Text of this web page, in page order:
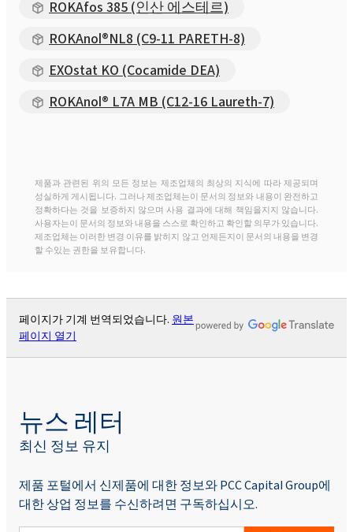
ROKAfos 385 (인산 에스테르)
ROKAnol®NL8 (C9-11 PARETH-8)
EXOstat KO (Cocamide DEA)
ROKAnol® L7A MB (C12-16 Laureth-7)
제품과 관련된 위의 모든 정보는 제조업체의 최상의 지식에 따라 제공되며
성실하게 게시됩니다. 그러나 제조업체는이 문서의 정보와 내용이 완전하고
정확하다는 것을 보증하지 않으며 사용 결과에 대해 책임을지지 않습니다.
사용자는이 문서의 정보와 내용을 스스로 확인하고 확인할 의무가 있습니다.
제조업체는 이러한 변경 이유를 밝히지 않고 언제든지이 문서의 내용을 변경
할 수있는 권한을 보유합니다.
페이지가 기계 번역되었습니다. 원본
페이지 열기
뉴스 레터
최신 정보 유지
제품 포털에서 신제품에 대한 정보와 PCC Capital Group에
대한 상업 정보를 수신하려면 구독하십시오.